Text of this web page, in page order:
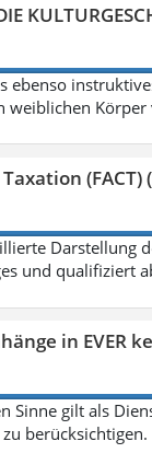
ebenso
(FACT)
Darstellung
und qualifiziert
in EVER
Sinne gilt als
berücksichtigen.